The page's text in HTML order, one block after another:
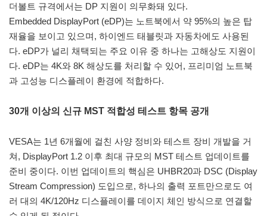
더볼트 규격에서는 DP 지원이 의무화돼 있다.
Embedded DisplayPort (eDP)는 노트북에서 약 95%의 높은 탑
재율을 보이고 있으며, 하이엔드 태블릿과 자동차에도 사용된
다. eDP가 널리 채택되는 주요 이유 중 하나는 고해상도 지원이
다. eDP는 4K와 8K 해상도를 처리할 수 있어, 프리미엄 노트북
과 고성능 디스플레이 환경에 적합하다.
30개 이상의 신규 MST 적합성 테스트 항목 공개
VESA는 1년 6개월에 걸친 사양 정비와 테스트 장비 개발을 거
쳐, DisplayPort 1.2 이후 최대 규모의 MST 테스트 업데이트를
준비 중이다. 이번 업데이트의 핵심은 UHBR20과 DSC (Display
Stream Compression) 도입으로, 하나의 출력 포트만으로도 여
러 대의 4K/120Hz 디스플레이를 데이지 체인 방식으로 연결할